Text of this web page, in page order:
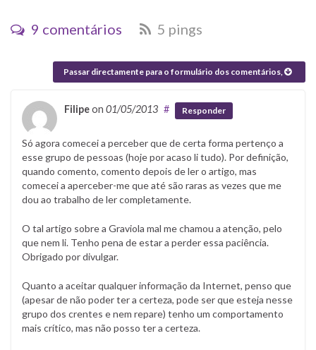
9 comentários 5 pings
Passar directamente para o formulário dos comentários,
Filipeon 01/05/2013 # Responder
Só agora comecei a perceber que de certa forma pertenço a
esse grupo de pessoas (hoje por acaso li tudo). Por definição,
quando comento, comento depois de ler o artigo, mas
comecei a aperceber-me que até são raras as vezes que me
dou ao trabalho de ler completamente.
O tal artigo sobre a Graviola mal me chamou a atenção, pelo
que nem li. Tenho pena de estar a perder essa paciência.
Obrigado por divulgar.
Quanto a aceitar qualquer informação da Internet, penso que
(apesar de não poder ter a certeza, pode ser que esteja nesse
grupo dos crentes e nem repare) tenho um comportamento
mais crítico, mas não posso ter a certeza.